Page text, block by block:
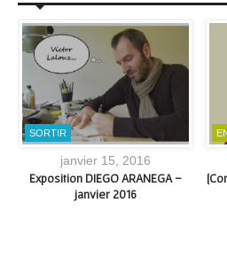
SORTIR
janvier 15, 2016
Exposition DIEGO ARANEGA –
janvier 2016